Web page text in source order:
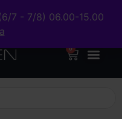
7 - 7/8) 06.00-15.00
0